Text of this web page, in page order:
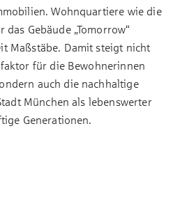
Wohnquartiere wie die
das Gebäude „Tomorrow“
Maßstäbe. Damit steigt nicht
für die Bewohnerinnen
auch die nachhaltige
München als lebenswerter
Generationen.